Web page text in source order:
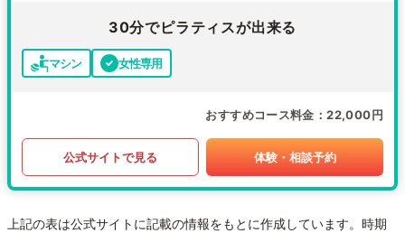
30分でピラティスが出来る
マシン 女性専用
おすすめコース料金 22,000円
公式サイトで見る 体験・相談予約
上記の表は公式サイトに記載の情報をもとに作成しています。時期